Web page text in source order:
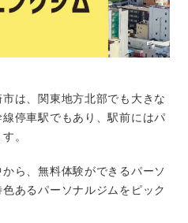
は、関東地方北部でも大きな
停車駅でもあり、駅前にはパ
。
ら、無料体験ができるパーソ
あるパーソナルジムをピック